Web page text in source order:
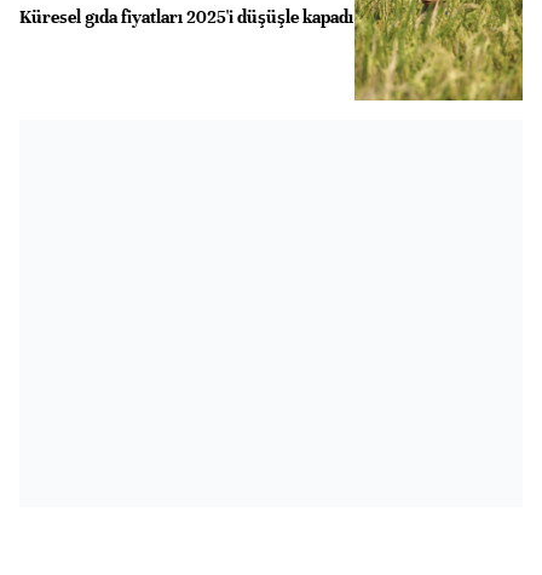
Küresel gıda fiyatları 2025'i düşüşle kapadı